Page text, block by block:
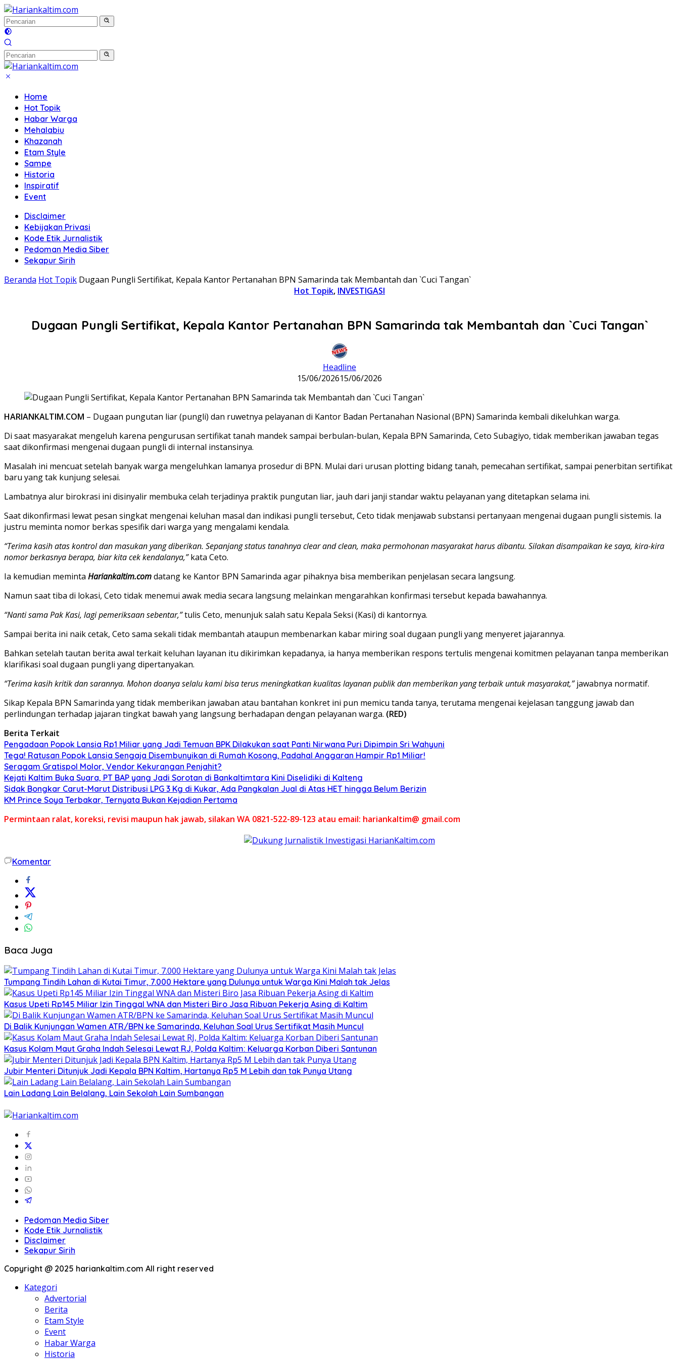
Langsung
ke
konten
Home
Hot Topik
Habar Warga
Mehalabiu
Khazanah
Etam Style
Sampe
Historia
Inspiratif
Event
Disclaimer
Kebijakan Privasi
Kode Etik Jurnalistik
Pedoman Media Siber
Sekapur Sirih
Beranda Hot Topik Dugaan Pungli Sertifikat, Kepala Kantor Pertanahan BPN Samarinda tak Membantah dan `Cuci Tangan`
Hot Topik, INVESTIGASI
Dugaan Pungli Sertifikat, Kepala Kantor Pertanahan BPN Samarinda tak Membantah dan `Cuci Tangan`
Headline
15/06/202615/06/2026
HARIANKALTIM.COM – Dugaan pungutan liar (pungli) dan ruwetnya pelayanan di Kantor Badan Pertanahan Nasional (BPN) Samarinda kembali dikeluhkan warga.
Di saat masyarakat mengeluh karena pengurusan sertifikat tanah mandek sampai berbulan-bulan, Kepala BPN Samarinda, Ceto Subagiyo, tidak memberikan jawaban tegas
saat dikonfirmasi mengenai dugaan pungli di internal instansinya.
Masalah ini mencuat setelah banyak warga mengeluhkan lamanya prosedur di BPN. Mulai dari urusan plotting bidang tanah, pemecahan sertifikat, sampai penerbitan sertifikat
baru yang tak kunjung selesai.
Lambatnya alur birokrasi ini disinyalir membuka celah terjadinya praktik pungutan liar, jauh dari janji standar waktu pelayanan yang ditetapkan selama ini.
Saat dikonfirmasi lewat pesan singkat mengenai keluhan masal dan indikasi pungli tersebut, Ceto tidak menjawab substansi pertanyaan mengenai dugaan pungli sistemis. Ia
justru meminta nomor berkas spesifik dari warga yang mengalami kendala.
“Terima kasih atas kontrol dan masukan yang diberikan. Sepanjang status tanahnya clear and clean, maka permohonan masyarakat harus dibantu. Silakan disampaikan ke saya, kira-kira
nomor berkasnya berapa, biar kita cek kendalanya,”kata Ceto.
Ia kemudian meminta Hariankaltim.comdatang ke Kantor BPN Samarinda agar pihaknya bisa memberikan penjelasan secara langsung.
Namun saat tiba di lokasi, Ceto tidak menemui awak media secara langsung melainkan mengarahkan konfirmasi tersebut kepada bawahannya.
“Nanti sama Pak Kasi, lagi pemeriksaan sebentar,”tulis Ceto, menunjuk salah satu Kepala Seksi (Kasi) di kantornya.
Sampai berita ini naik cetak, Ceto sama sekali tidak membantah ataupun membenarkan kabar miring soal dugaan pungli yang menyeret jajarannya.
Bahkan setelah tautan berita awal terkait keluhan layanan itu dikirimkan kepadanya, ia hanya memberikan respons tertulis mengenai komitmen pelayanan tanpa memberikan
klarifikasi soal dugaan pungli yang dipertanyakan.
“Terima kasih kritik dan sarannya. Mohon doanya selalu kami bisa terus meningkatkan kualitas layanan publik dan memberikan yang terbaik untuk masyarakat,”jawabnya normatif.
Sikap Kepala BPN Samarinda yang tidak memberikan jawaban atau bantahan konkret ini pun memicu tanda tanya, terutama mengenai kejelasan tanggung jawab dan
perlindungan terhadap jajaran tingkat bawah yang langsung berhadapan dengan pelayanan warga. (RED)
Berita Terkait
Pengadaan Popok Lansia Rp1 Miliar yang Jadi Temuan BPK Dilakukan saat Panti Nirwana Puri Dipimpin Sri Wahyuni
Tega! Ratusan Popok Lansia Sengaja Disembunyikan di Rumah Kosong, Padahal Anggaran Hampir Rp1 Miliar!
Seragam Gratispol Molor, Vendor Kekurangan Penjahit?
Kejati Kaltim Buka Suara, PT BAP yang Jadi Sorotan di Bankaltimtara Kini Diselidiki di Kalteng
Sidak Bongkar Carut-Marut Distribusi LPG 3 Kg di Kukar, Ada Pangkalan Jual di Atas HET hingga Belum Berizin
KM Prince Soya Terbakar, Ternyata Bukan Kejadian Pertama
Permintaan ralat, koreksi, revisi maupun hak jawab, silakan WA 0821-522-89-123 atau email: hariankaltim@ gmail.com
Komentar
Baca Juga
Tumpang Tindih Lahan di Kutai Timur, 7.000 Hektare yang Dulunya untuk Warga Kini Malah tak Jelas
Kasus Upeti Rp145 Miliar Izin Tinggal WNA dan Misteri Biro Jasa Ribuan Pekerja Asing di Kaltim
Di Balik Kunjungan Wamen ATR/BPN ke Samarinda, Keluhan Soal Urus Sertifikat Masih Muncul
Kasus Kolam Maut Graha Indah Selesai Lewat RJ, Polda Kaltim: Keluarga Korban Diberi Santunan
Jubir Menteri Ditunjuk Jadi Kepala BPN Kaltim, Hartanya Rp5 M Lebih dan tak Punya Utang
Lain Ladang Lain Belalang, Lain Sekolah Lain Sumbangan
Pedoman Media Siber
Kode Etik Jurnalistik
Disclaimer
Sekapur Sirih
Copyright @ 2025 hariankaltim.com All right reserved
Kategori
Advertorial
Berita
Etam Style
Event
Habar Warga
Historia